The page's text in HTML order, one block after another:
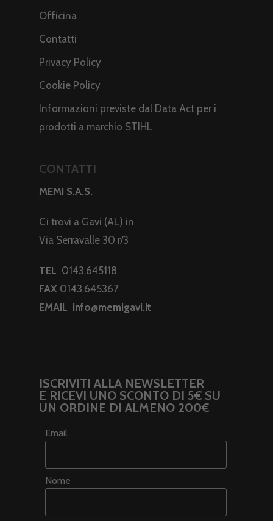
Officina
Contatti
Privacy Policy
Cookie Policy
Informazioni previste dal Data Act per i
prodotti a marchio STIHL
CONTATTI
MEMI S.A.S.
Ci trovi a Gavi (AL) in
Via Serravalle 30 r/3
TEL 0143.645118
FAX 0143.645367
EMAIL info@memigavi.it
ISCRIVITI ALLA NEWSLETTER
E RICEVI UNO SCONTO DI 5€ SU
UN ORDINE DI ALMENO 200€
Email
Nome